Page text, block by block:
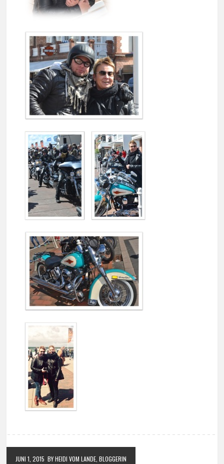
JUNI 1, 2015 BY HEIDI VOM LANDE, BLOGGERIN